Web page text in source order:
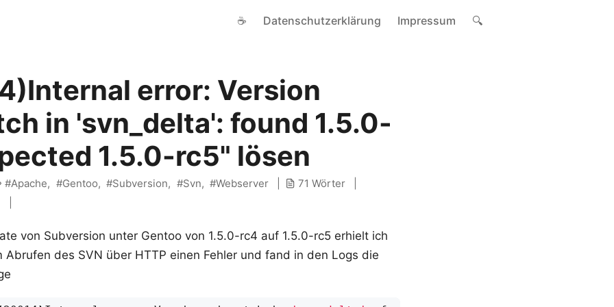
☕ Datenschutzerklärung Impressum 🔍
error: Version
in 'svn_delta': found 1.5.0-
1.5.0-rc5" lösen
Apache Gentoo Subversion Svn Webserver
71 Wörter
von Subversion unter Gentoo von 1.5.0-rc4 auf 1.5.0-rc5 erhielt ich
Abrufen des SVN über HTTP einen Fehler und fand in den Logs die